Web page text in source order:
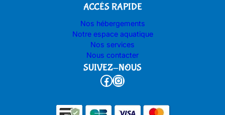
ACCÉS RAPIDE
Nos hébergements
Notre espace aquatique
Nos services
Nous contacter
SUIVEZ-NOUS
Facebook Instagram